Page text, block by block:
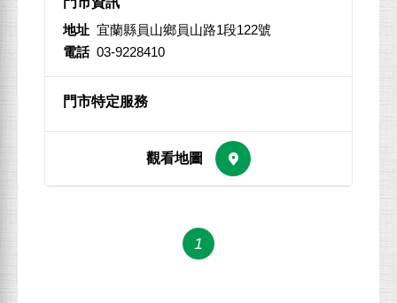
地址 宜蘭縣員山鄉員山路1段122號
電話 03-9228410
1